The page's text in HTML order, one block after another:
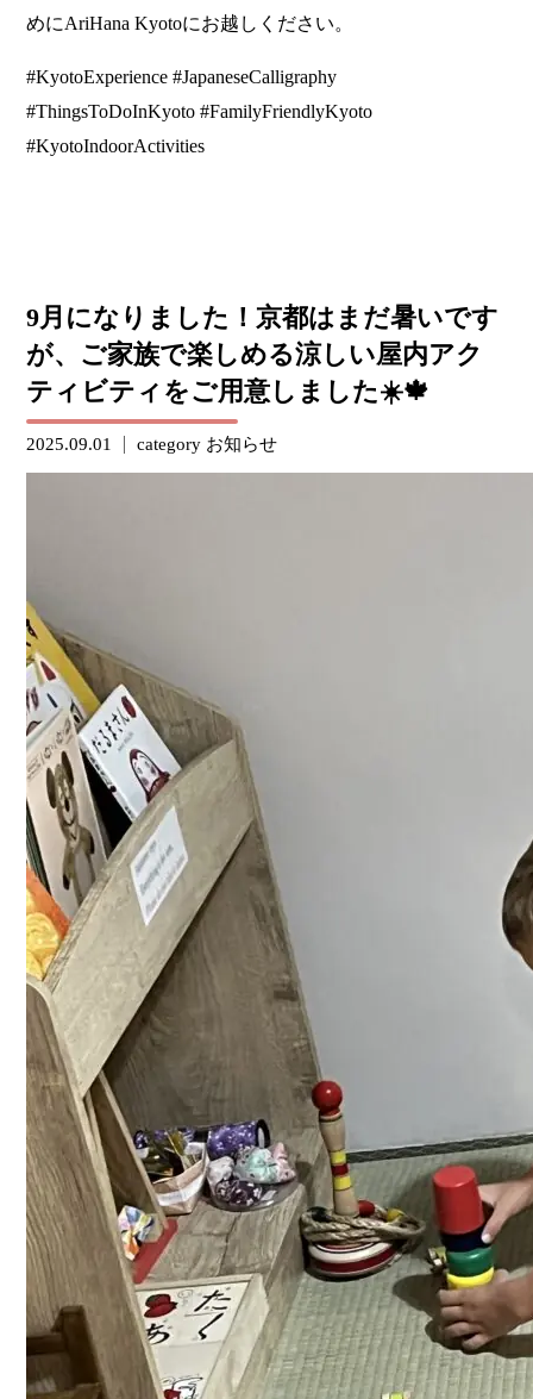
めにAriHana Kyotoにお越しください。
#KyotoExperience #JapaneseCalligraphy
#ThingsToDoInKyoto #FamilyFriendlyKyoto
#KyotoIndoorActivities
9月になりました！京都はまだ暑いです
が、ご家族で楽しめる涼しい屋内アク
ティビティをご用意しました☀️🍁
2025.09.01 category お知らせ